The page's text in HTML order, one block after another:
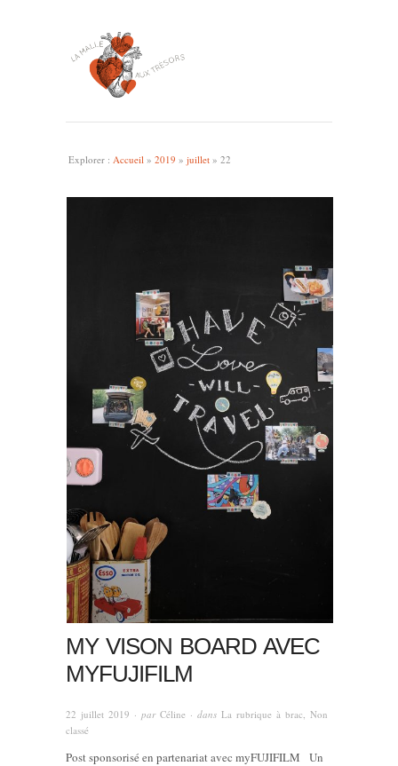
Explorer : Accueil » 2019 » juillet » 22
MY VISON BOARD AVEC
MYFUJIFILM
22 juillet 2019 · par Céline · dans La rubrique à brac Non
classé
Post sponsorisé en partenariat avec myFUJIFILM Un